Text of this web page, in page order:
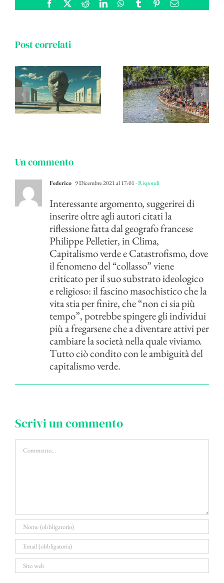
Facebook RedditLinkedInWhatsApp
Tumblr PinterestEmail
Post correlati
Un commento
Federico 9 Dicembre 2021 al 17:01- Rispondi
Interessante argomento, suggerirei di
inserire oltre agli autori citati la
riflessione fatta dal geografo francese
Philippe Pelletier, in Clima,
Capitalismo verde e Catastrofismo, dove
il fenomeno del “collasso” viene
criticato per il suo substrato ideologico
e religioso: il fascino masochistico che la
vita stia per finire, che “non ci sia più
tempo”, potrebbe spingere gli individui
più a fregarsene che a diventare attivi per
cambiare la società nella quale viviamo.
Tutto ciò condito con le ambiguità del
capitalismo verde.
Scrivi un commento
Commento